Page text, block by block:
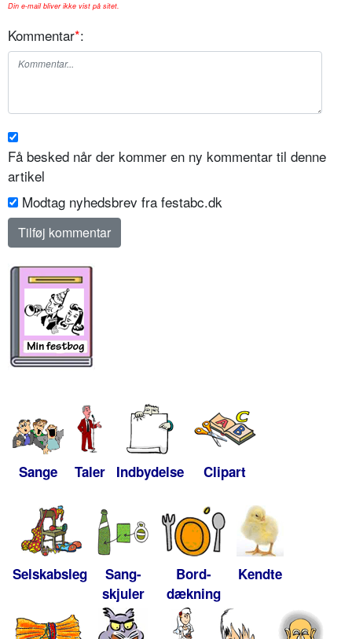
Din e-mail bliver ikke vist på sitet.
Kommentar*:
Få besked når der kommer en ny kommentar til denne
artikel
Modtag nyhedsbrev fra festabc.dk
Sange Taler Indbydelse Clipart
Selskabsleg
Sang-
skjuler
Bord-
dækning
Kendte